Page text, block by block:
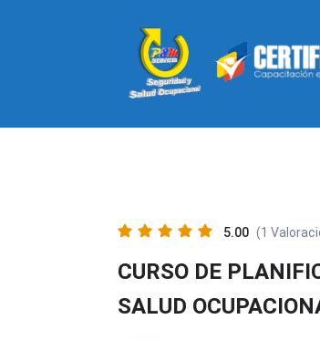
5.00 (1
CURSO DE
SALUD